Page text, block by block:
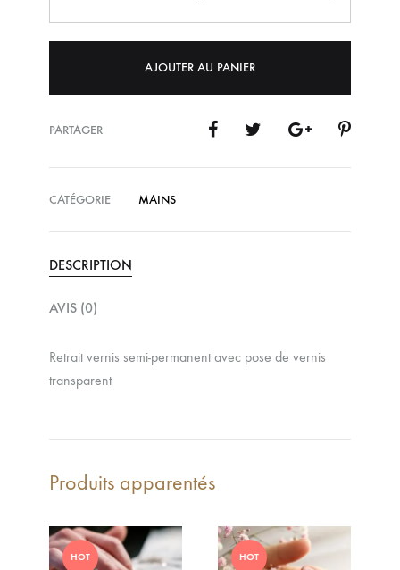
AJOUTER AU PANIER
PARTAGER
CATÉGORIE MAINS
DESCRIPTION
AVIS (0)
Retrait vernis semi-permanent avec pose de vernis
transparent
Produits apparentés
HOT HOT